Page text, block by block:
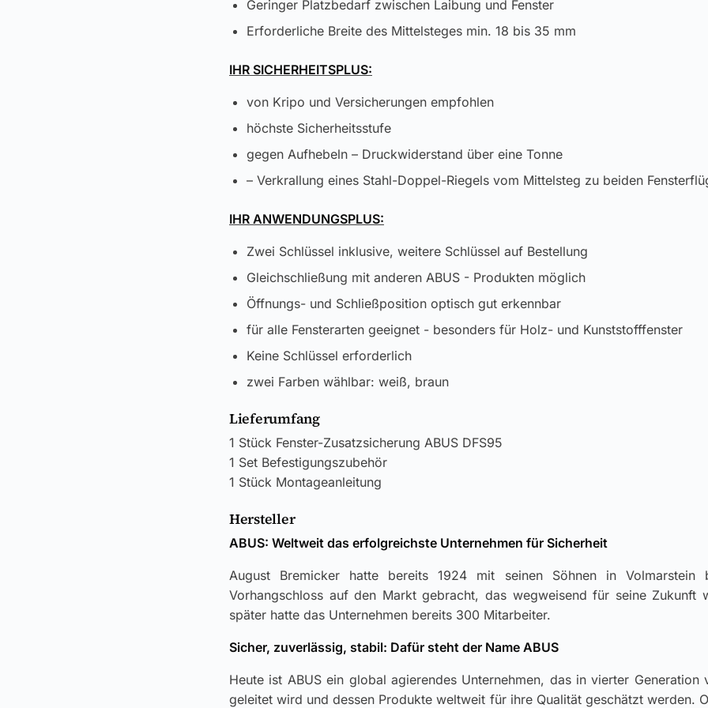
Geringer Platzbedarf zwischen Laibung und Fenster
Erforderliche Breite des Mittelsteges min. 18 bis 35 mm
IHR SICHERHEITSPLUS:
von Kripo und Versicherungen empfohlen
höchste Sicherheitsstufe
gegen Aufhebeln – Druckwiderstand über eine Tonne
– Verkrallung eines Stahl-Doppel-Riegels vom Mittelsteg zu beiden
IHR ANWENDUNGSPLUS:
Zwei Schlüssel inklusive, weitere Schlüssel auf Bestellung
Gleichschließung mit anderen ABUS - Produkten möglich
Öffnungs- und Schließposition optisch gut erkennbar
für alle Fensterarten geeignet - besonders für Holz- und Kunststofffenster
Keine Schlüssel erforderlich
zwei Farben wählbar: weiß, braun
Lieferumfang
1 Stück Fenster-Zusatzsicherung ABUS DFS95
1 Set Befestigungszubehör
1 Stück Montageanleitung
Hersteller
ABUS: Weltweit das erfolgreichste Unternehmen für Sicherheit
August Bremicker hatte bereits 1924 mit seinen Söhnen in Volmarstein
Vorhangschloss auf den Markt gebracht, das wegweisend für seine Zukunft
später hatte das Unternehmen bereits 300 Mitarbeiter.
Sicher, zuverlässig, stabil: Dafür steht der Name ABUS
Heute ist ABUS ein global agierendes Unternehmen, das in vierter Generation
geleitet wird und dessen Produkte weltweit für ihre Qualität geschätzt werden.